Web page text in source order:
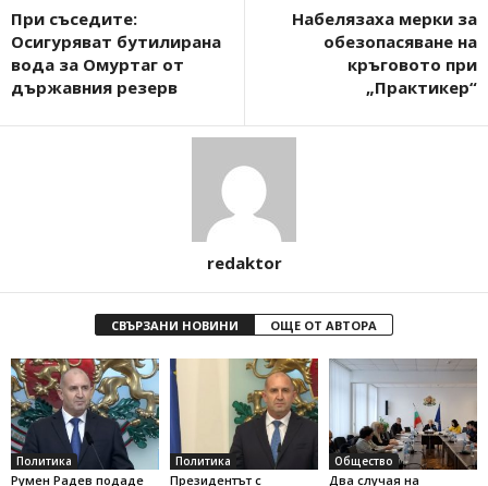
При съседите:
Осигуряват бутилирана
вода за Омуртаг от
държавния резерв
Набелязаха мерки за
обезопасяване на
кръговото при
„Практикер“
redaktor
СВЪРЗАНИ НОВИНИ ОЩЕ ОТ АВТОРА
Политика
Румен Радев подаде
Политика
Президентът с
Общество
Два случая на